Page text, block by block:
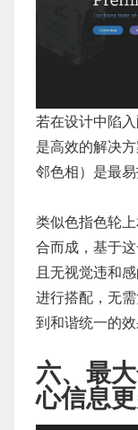
若在设计中陷
是高效的解决
邻色相）是最
类似色指色轮
合而成，基于
且无视觉违和
进行搭配，无
到和谐统一的效
六、最
心信息